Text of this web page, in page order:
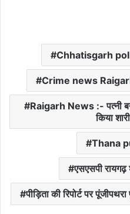
Chhatisgarh
Crime news
Raigarh News :- पत्नी
किया
Thana
एसएसपी रायगढ़
पीड़िता की रिपोर्ट पर